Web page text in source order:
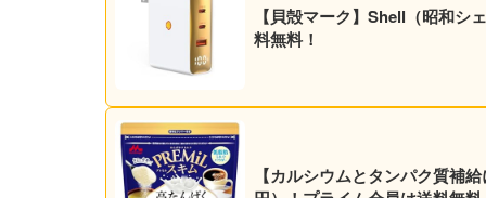
【貝殻マーク】Shell（昭和シ
料無料！
【カルシウムとタンパク質補